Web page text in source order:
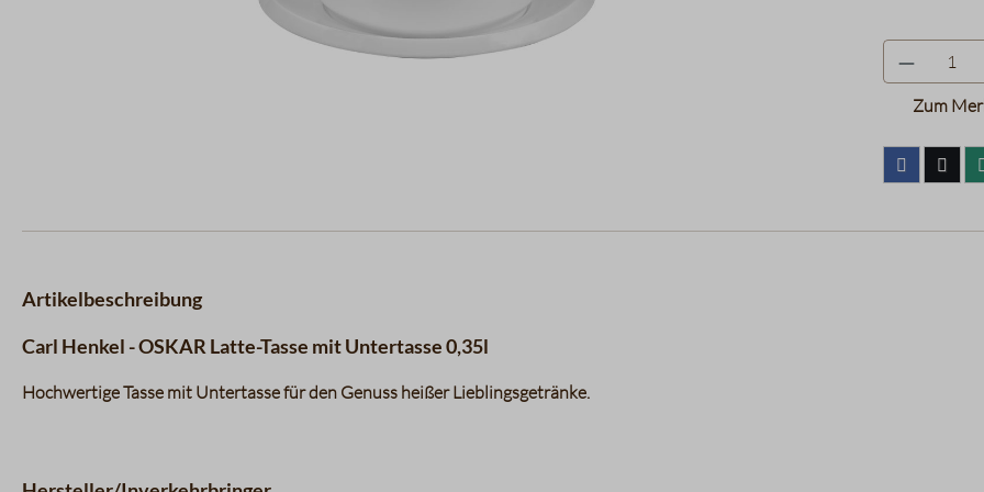
Zum
Artikelbeschreibung
Carl Henkel - OSKAR Latte-Tasse mit Untertasse 0,35l
Hochwertige Tasse mit Untertasse für den Genuss heißer Lieblingsgetränke.